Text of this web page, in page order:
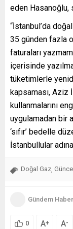
eden Hasanoğlu,
“İstanbul’da
35 günden fazla
faturaları
içerisinde
tüketimlerle
kapsaması, Aziz
kullanmalarını
uygulamadan bir
‘sıfır’ bedelle
İstanbullular
Doğal Gaz
Gündem Haber
0 A+ A-